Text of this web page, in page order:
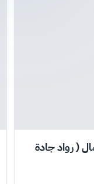
( رواد جادة